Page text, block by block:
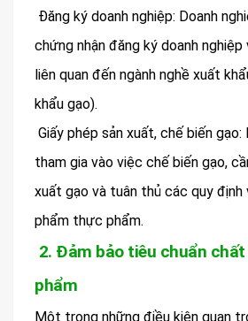
Đăng ký doanh nghiệp: Doanh
chứng nhận đăng ký doanh
liên quan đến ngành nghề xuất
khẩu gạo).
Giấy phép sản xuất, chế biến gạo:
tham gia vào việc chế biến gạo,
xuất gạo và tuân thủ các quy
phẩm thực phẩm.
2. Đảm bảo tiêu chuẩn
phẩm
Một trong những điều kiện quan